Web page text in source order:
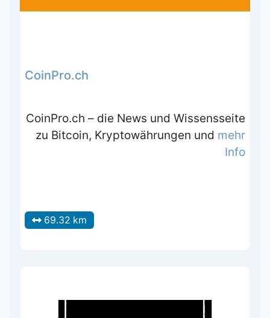
CoinPro.ch
CoinPro.ch – die News und Wissensseite
zu Bitcoin, Kryptowährungen und mehr
Info
69.32 km